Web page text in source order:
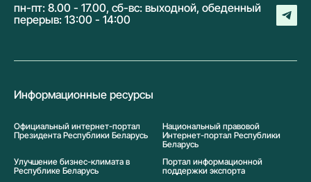
пн-пт: 8.00 - 17.00, сб-вс: выходной, обеденный
перерыв: 13:00 - 14:00
Информационные ресурсы
Официальный интернет-портал
Президента Республики Беларусь
Национальный правовой
Интернет-портал Республики
Беларусь
Улучшение бизнес-климата в
Республике Беларусь
Портал информационной
поддержки экспорта